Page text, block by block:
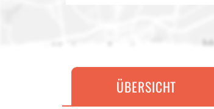
ÜBERSICHT